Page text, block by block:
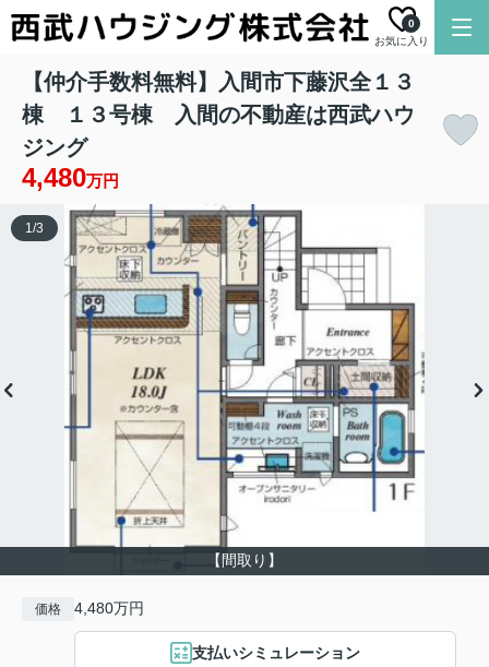
お気に入り
0
【仲介手数料無料】入間市下藤沢全１３
棟 １３号棟 入間の不動産は西武ハウ
ジング
4,480万円
【間取り】
1/3
価格 4,480万円
支払いシミュレーション